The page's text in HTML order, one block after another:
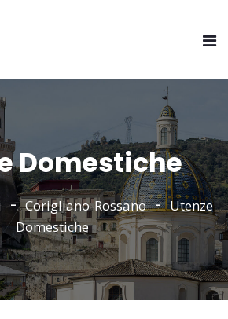
Domestiche
Corigliano-Rossano
Utenze
Domestiche